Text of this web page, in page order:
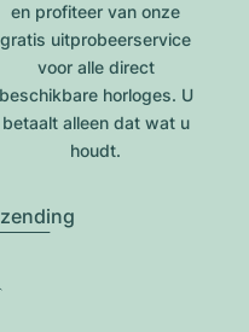
en profiteer van onze
gratis uitprobeerservice
voor alle direct
beschikbare horloges. U
betaalt alleen dat wat u
houdt.